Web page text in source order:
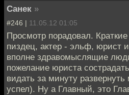
Санек »
#246 | 11.05.12 01:05
Просмотр порадовал.
пиздец, актер - эльф, юрист
вполне здравомыслящие
пожелание юриста
видать за минуту
успел). Ну а Главный, это